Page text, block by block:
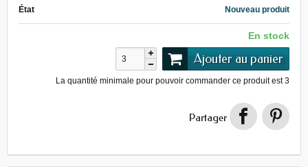
État Nouveau produit
En stock
Ajouter au panier
La quantité minimale pour pouvoir commander ce produit est3
Partager